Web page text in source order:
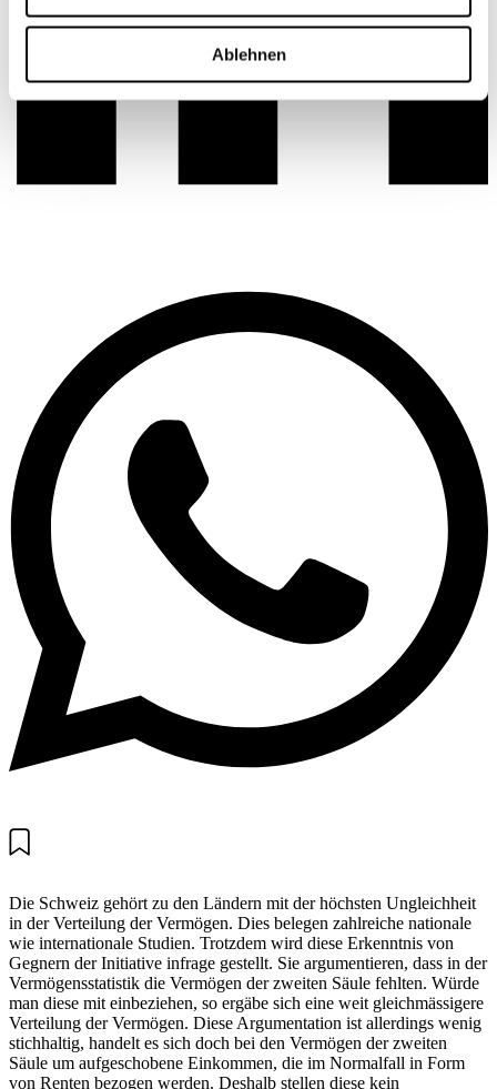
Ablehnen
Die Schweiz gehört zu den Ländern mit der höchsten Ungleichheit
in der Verteilung der Vermögen. Dies belegen zahlreiche nationale
wie internationale Studien. Trotzdem wird diese Erkenntnis von
Gegnern der Initiative infrage gestellt. Sie argumentieren, dass in der
Vermögensstatistik die Vermögen der zweiten Säule fehlten. Würde
man diese mit einbeziehen, so ergäbe sich eine weit gleichmässigere
Verteilung der Vermögen. Diese Argumentation ist allerdings wenig
stichhaltig, handelt es sich doch bei den Vermögen der zweiten
Säule um aufgeschobene Einkommen, die im Normalfall in Form
von Renten bezogen werden. Deshalb stellen diese kein